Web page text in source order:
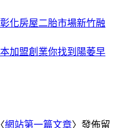
化房屋二胎市場新竹融
加盟創業你找到陽萎早
網站第一篇文章〉發佈留